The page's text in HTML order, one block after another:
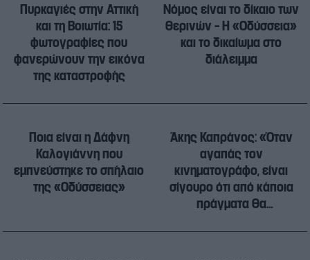
Πυρκαγιές στην Αττική
και τη Βοιωτία: 15
φωτογραφίες που
φανερώνουν την εικόνα
της καταστροφής
Νόμος είναι το δίκαιο των
θερινών – Η «Οδύσσεια»
και το δικαίωμα στο
διάλειμμα
Ποια είναι η Δάφνη
Καλογιάννη που
εμπνεύστηκε το σπήλαιο
της «Οδύσσειας»
Άκης Καπράνος: «Όταν
αγαπάς τον
κινηματογράφο, είναι
σίγουρο ότι από κάποια
πράγματα θα